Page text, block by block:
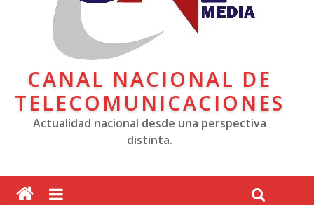
CANAL NACIONAL DE
TELECOMUNICACIONES
Actualidad nacional desde una perspectiva
distinta.